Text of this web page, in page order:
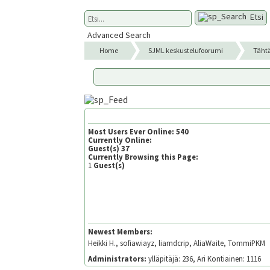
Etsi
Advanced Search
Home SJML keskustelufoorumi
Most Users Ever Online:540
Currently Online:
Guest(s)37
Currently Browsing this Page:
1 Guest(s)
Newest Members:
Heikki H., sofiawiayz, liamdcrip, AliaWaite, TommiPKM
Administrators:ylläpitäjä: 236, Ari Kontiainen: 1116